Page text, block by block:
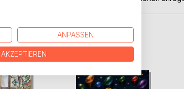
TITEL BEIBoD
ANPASSEN